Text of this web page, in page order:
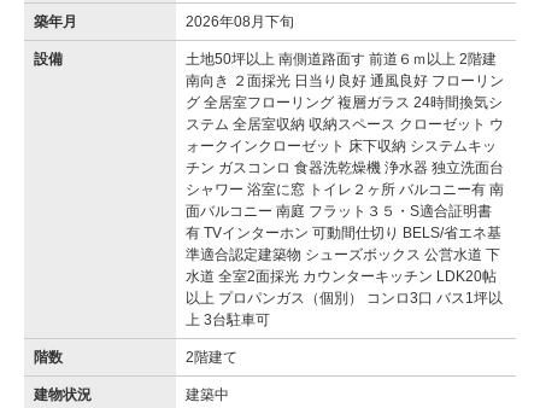
築年月 2026年08月下旬
設備
土地50坪以上 南側道路面す 前道６ｍ以上 2階建
南向き ２面採光 日当り良好 通風良好 フローリン
グ 全居室フローリング 複層ガラス 24時間換気シ
ステム 全居室収納 収納スペース クローゼット ウ
ォークインクローゼット 床下収納 システムキッ
チン ガスコンロ 食器洗乾燥機 浄水器 独立洗面台
シャワー 浴室に窓 トイレ２ヶ所 バルコニー有 南
面バルコニー 南庭 フラット３５・S適合証明書
有 TVインターホン 可動間仕切り BELS/省エネ基
準適合認定建築物 シューズボックス 公営水道 下
水道 全室2面採光 カウンターキッチン LDK20帖
以上 プロパンガス（個別） コンロ3口 バス1坪以
上 3台駐車可
階数 2階建て
建物状況 建築中